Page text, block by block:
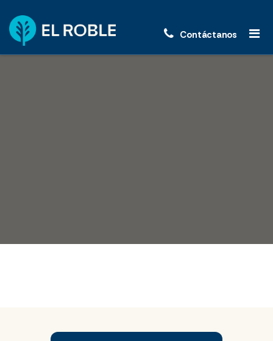
Contáctanos